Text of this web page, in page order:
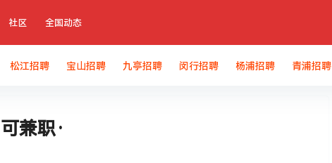
社区 全国动态
松江招聘 宝山招聘 九亭招聘 闵行招聘 杨浦招聘 青浦招聘
兼职·